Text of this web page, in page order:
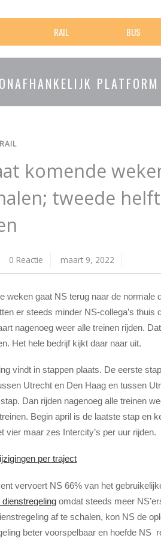
RAIL BUS
ONAFHANKELIJK
RAIL
komende
tweede
0 Reactie maart 9, 2022
weken gaat NS terug naar de
er steeds minder NS-collega’s
nagenoeg weer alle treinen rijden.
Het hele bedrijf kijkt daar naar uit.
vindt in stappen plaats. De eerste
Utrecht en Den Haag en tussen
Dan rijden nagenoeg alle treinen
Begin april is de laatste stap en
vier maar zes Intercity’s per uur rijden.
per traject
vervoert NS 66% van het
omdat steeds meer
af te schalen, kon NS de
beter voorspelbaar en hoefde NS